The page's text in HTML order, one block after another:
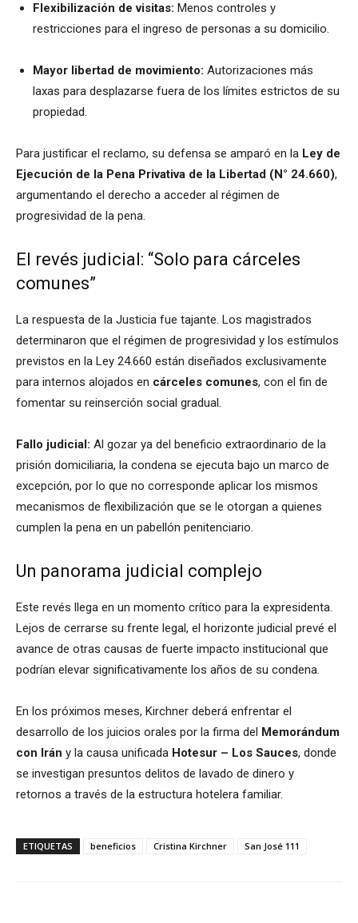
Flexibilización de visitas: Menos controles y
restricciones para el ingreso de personas a su domicilio.
Mayor libertad de movimiento: Autorizaciones más
laxas para desplazarse fuera de los límites estrictos de su
propiedad.
Para justificar el reclamo, su defensa se amparó en la Ley de
Ejecución de la Pena Privativa de la Libertad (N° 24.660),
argumentando el derecho a acceder al régimen de
progresividad de la pena.
El revés judicial: “Solo para cárceles
comunes”
La respuesta de la Justicia fue tajante. Los magistrados
determinaron que el régimen de progresividad y los estímulos
previstos en la Ley 24.660 están diseñados exclusivamente
para internos alojados en cárceles comunes, con el fin de
fomentar su reinserción social gradual.
Fallo judicial: Al gozar ya del beneficio extraordinario de la
prisión domiciliaria, la condena se ejecuta bajo un marco de
excepción, por lo que no corresponde aplicar los mismos
mecanismos de flexibilización que se le otorgan a quienes
cumplen la pena en un pabellón penitenciario.
Un panorama judicial complejo
Este revés llega en un momento crítico para la expresidenta.
Lejos de cerrarse su frente legal, el horizonte judicial prevé el
avance de otras causas de fuerte impacto institucional que
podrían elevar significativamente los años de su condena.
En los próximos meses, Kirchner deberá enfrentar el
desarrollo de los juicios orales por la firma del Memorándum
con Irán y la causa unificada Hotesur – Los Sauces, donde
se investigan presuntos delitos de lavado de dinero y
retornos a través de la estructura hotelera familiar.
ETIQUETAS beneficios Cristina Kirchner San José 111